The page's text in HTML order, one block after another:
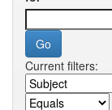
Current filters: